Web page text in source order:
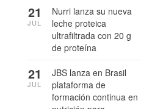
Nurri lanza su nueva
leche proteica
ultrafiltrada con 20 g
de proteína
21
JUL
JBS lanza en Brasil
plataforma de
formación continua en
21
JUL